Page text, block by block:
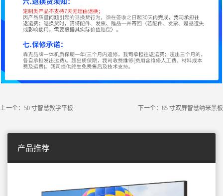
上一个：50 寸智慧教学平板 下一个：85 寸双屏智慧纳米黑板
产品推荐